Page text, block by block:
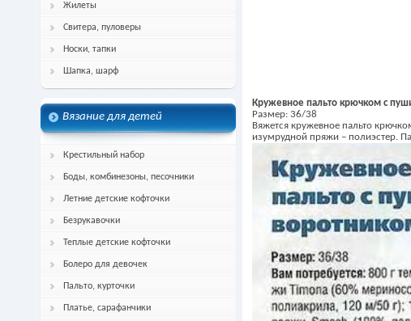
Жилеты
Свитера, пуловеры
Носки, тапки
Шапка, шарф
Вязание для детей
Крестильный набор
Боды, комбинезоны, песочники
Летние детские кофточки
Безрукавочки
Теплые детские кофточки
Болеро для девочек
Пальто, курточки
Платье, сарафанчики
Кружевное пальто крючком с
Размер: 36/38
Вяжется кружевное пальто
изумрудной пряжи – полиэстер.